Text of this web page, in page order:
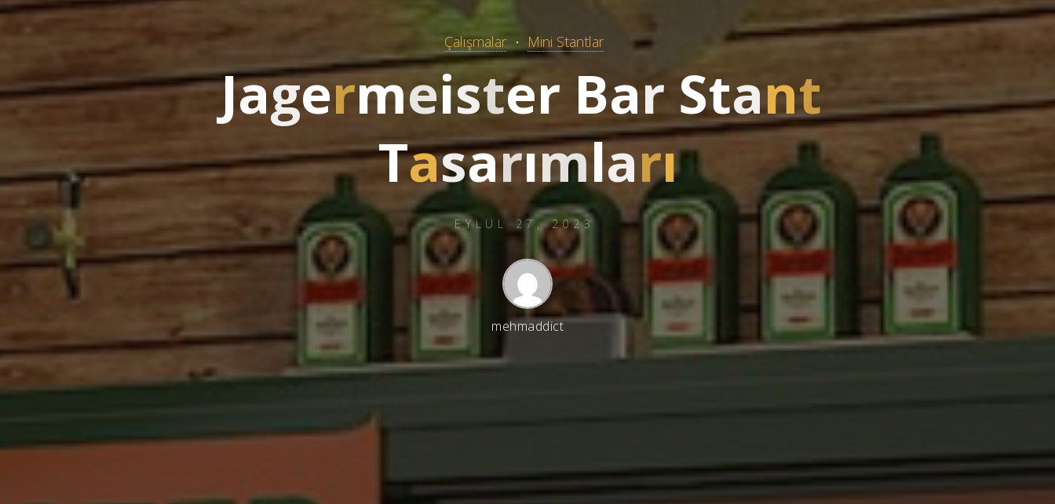
Çalışmalar Mini Stantlar
Jagermeister Bar Stant
Tasarımları
EYLÜL 27, 2023
mehmaddict